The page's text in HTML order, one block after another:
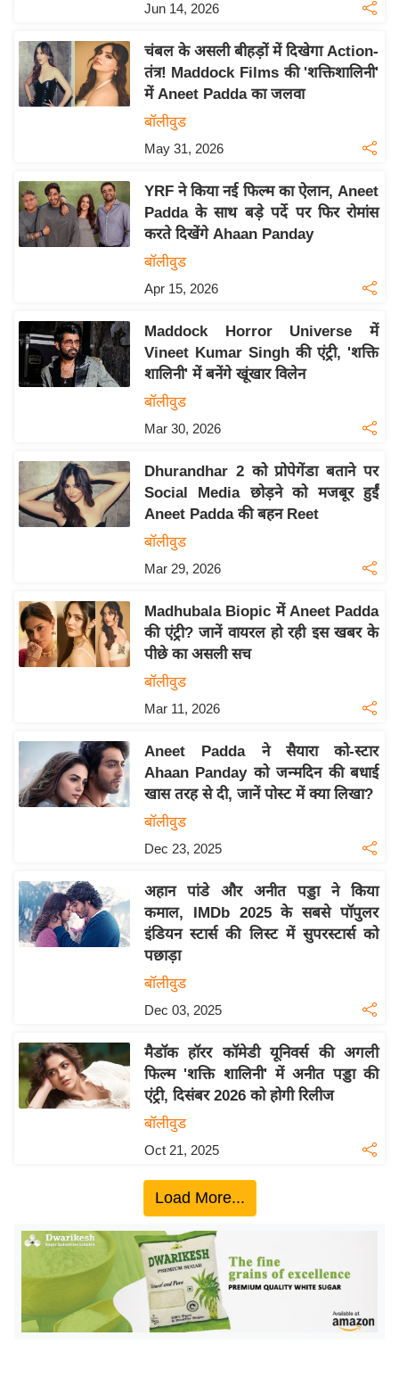
त
वि
शे
य
ब
ज
क्रि
के
ट
L
2
0
2
इ
म
ई
र
मि
सा
मि
सा
ल
यं
ग
इं
ज
ग
ऑ
Jun 14, 2026
चंबल के असली बीहड़ों में दिखेगा Action-
तंत्र! Maddock Films की 'शक्तिशालिनी'
में Aneet Padda का जलवा
बॉलीवुड
May 31, 2026
YRF ने किया नई फिल्म का ऐलान, Aneet
Padda के साथ बड़े पर्दे पर फिर रोमांस
करते दिखेंगे Ahaan Panday
बॉलीवुड
Apr 15, 2026
Maddock Horror Universe में
Vineet Kumar Singh की एंट्री, 'शक्ति
शालिनी' में बनेंगे खूंखार विलेन
बॉलीवुड
Mar 30, 2026
Dhurandhar 2 को प्रोपेगेंडा बताने पर
Social Media छोड़ने को मजबूर हुईं
Aneet Padda की बहन Reet
बॉलीवुड
Mar 29, 2026
Madhubala Biopic में Aneet Padda
की एंट्री? जानें वायरल हो रही इस खबर के
पीछे का असली सच
बॉलीवुड
Mar 11, 2026
Aneet Padda ने सैयारा को-स्टार
Ahaan Panday को जन्मदिन की बधाई
खास तरह से दी, जानें पोस्ट में क्या लिखा?
बॉलीवुड
Dec 23, 2025
अहान पांडे और अनीत पड्डा ने किया
कमाल, IMDb 2025 के सबसे पॉपुलर
इंडियन स्टार्स की लिस्ट में सुपरस्टार्स को
पछाड़ा
बॉलीवुड
Dec 03, 2025
मैडॉक हॉरर कॉमेडी यूनिवर्स की अगली
फिल्म 'शक्ति शालिनी' में अनीत पड्डा की
एंट्री, दिसंबर 2026 को होगी रिलीज
बॉलीवुड
Oct 21, 2025
Load More...